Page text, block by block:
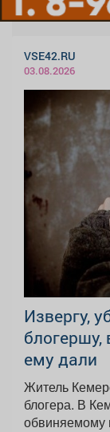
VSE42.RU
03.08.2026
Извергу,
блогершу,
ему дали
Житель
блогера. В Кемерове вынесен приговор мужчине,
обвиняемому